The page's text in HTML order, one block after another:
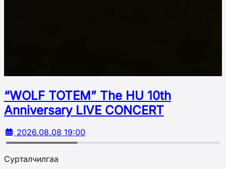
“WOLF TOTEM” The HU 10th
Аnniversary LIVE CONCERT
2026.08.08 19:00
Сурталчилгаа